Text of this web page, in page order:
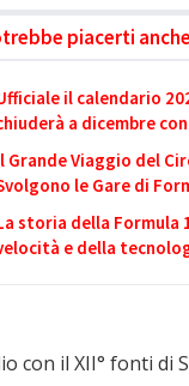
piacerti anche
il calendario
a dicembre
Grande Viaggio del
le Gare di
storia della Formula
e della
con il XII° fonti di